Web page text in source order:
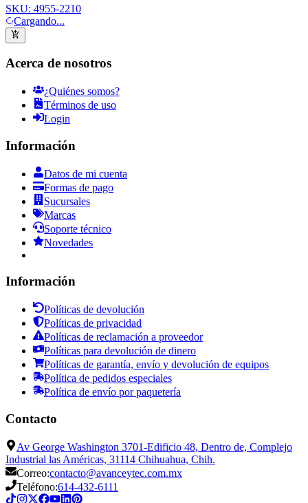
SKU: 4955-2210
Cargando...
Acerca de nosotros
¿Quiénes somos?
Términos de uso
Login
Información
Datos de mi cuenta
Formas de pago
Sucursales
Marcas
Soporte técnico
Novedades
Información
Políticas de devolución
Políticas de privacidad
Políticas de reclamación a proveedor
Políticas para devolución de dinero
Políticas de garantía, envío y devolución de equipos
Política de pedidos especiales
Política de envío por paquetería
Contacto
Av George Washington 3701-Edificio 48, Dentro de, Complejo
Industrial las Américas, 31114 Chihuahua, Chih.
Correo:contacto@avanceytec.com.mx
Teléfono:614-432-6111